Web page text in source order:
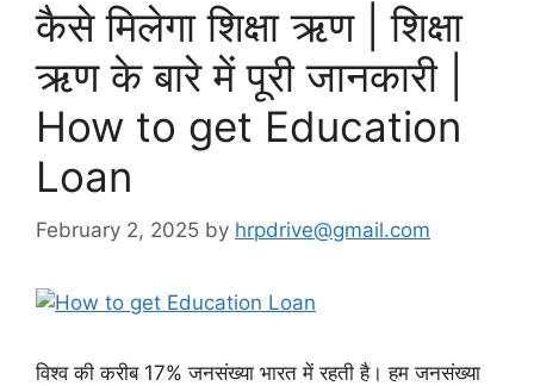
कैसे मिलेगा शिक्षा ऋण | शिक्षा
ऋण के बारे में पूरी जानकारी |
How to get Education
Loan
February 2, 2025 by hrpdrive@gmail.com
विश्व की करीब 17% जनसंख्या भारत में रहती है। हम जनसंख्या